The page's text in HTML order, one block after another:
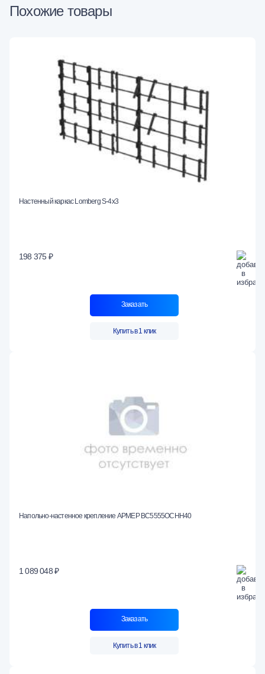
Похожие товары
Настенный каркас Lomberg S-4х3
198 375 ₽
Заказать
Купить в 1 клик
Напольно-настенное крепление АРМЕР ВС5555ОСНН40
1 089 048 ₽
Заказать
Купить в 1 клик